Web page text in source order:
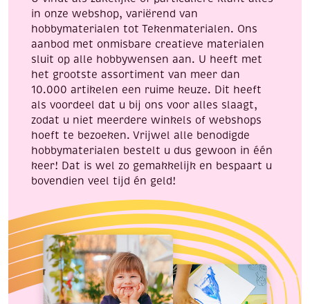
in onze webshop, variërend van
hobbymaterialen tot Tekenmaterialen. Ons
aanbod met onmisbare creatieve materialen
sluit op alle hobbywensen aan. U heeft met
het grootste assortiment van meer dan
10.000 artikelen een ruime keuze. Dit heeft
als voordeel dat u bij ons voor alles slaagt,
zodat u niet meerdere winkels of webshops
hoeft te bezoeken. Vrijwel alle benodigde
hobbymaterialen bestelt u dus gewoon in één
keer! Dat is wel zo gemakkelijk en bespaart u
bovendien veel tijd én geld!